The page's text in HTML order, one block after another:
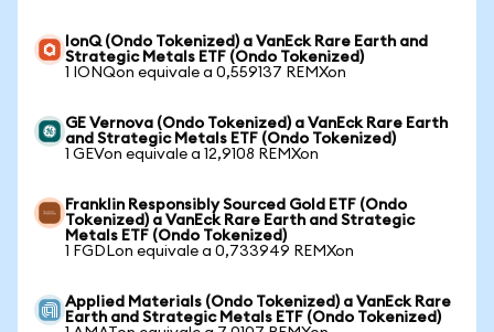
IonQ (Ondo Tokenized) a VanEck Rare Earth and
Strategic Metals ETF (Ondo Tokenized)
1 IONQon equivale a 0,559137 REMXon
GE Vernova (Ondo Tokenized) a VanEck Rare Earth
and Strategic Metals ETF (Ondo Tokenized)
1 GEVon equivale a 12,9108 REMXon
Franklin Responsibly Sourced Gold ETF (Ondo
Tokenized) a VanEck Rare Earth and Strategic
Metals ETF (Ondo Tokenized)
1 FGDLon equivale a 0,733949 REMXon
Applied Materials (Ondo Tokenized) a VanEck Rare
Earth and Strategic Metals ETF (Ondo Tokenized)